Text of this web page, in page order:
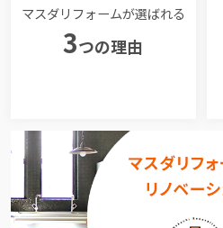
マスダリフォームが選ばれる
3つの理由